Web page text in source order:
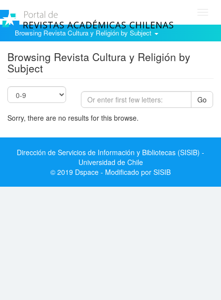
Browsing Revista Cultura y Religión by Subject
Browsing Revista Cultura y Religión by
Subject
Go
Sorry, there are no results for this browse.
Dirección de Servicios de Información y Bibliotecas (SISIB) -
Universidad de Chile
© 2019 Dspace - Modificado por SISIB